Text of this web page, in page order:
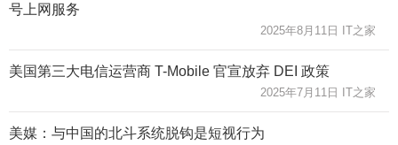
号上网服务
2025年8月11日 IT之家
美国第三大电信运营商 T-Mobile 官宣放弃 DEI 政策
2025年7月11日 IT之家
美媒：与中国的北斗系统脱钩是短视行为